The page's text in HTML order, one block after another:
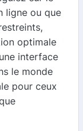
ligne ou que
optimale
interface
le monde
pour ceux